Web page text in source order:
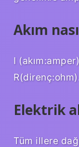
Akım
I
Elektrik
Tüm illere